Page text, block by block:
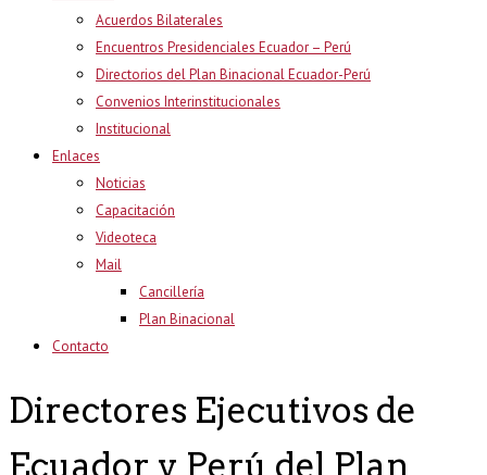
Acuerdos Bilaterales
Encuentros Presidenciales Ecuador – Perú
Directorios del Plan Binacional Ecuador-Perú
Convenios Interinstitucionales
Institucional
Enlaces
Noticias
Capacitación
Videoteca
Mail
Cancillería
Plan Binacional
Contacto
Directores Ejecutivos de
Ecuador y Perú del Plan